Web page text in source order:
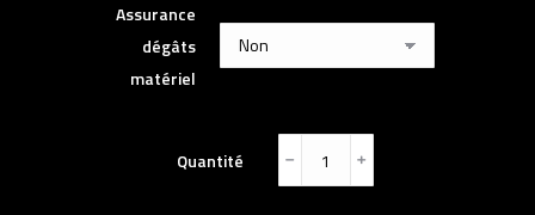
Assurance
dégâts
matériel
Quantité ﹣ ﹢